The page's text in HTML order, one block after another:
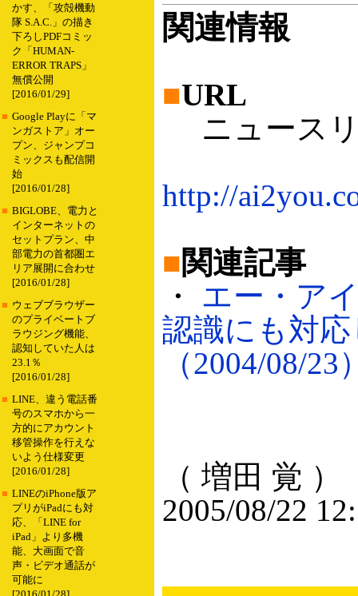
かす、「攻殻機動
隊 S.A.C.」の描き
下ろしPDFコミッ
ク「HUMAN-
ERROR TRAPS」
無償公開
[2016/01/29]
■ Google Playに「マ
ンガストア」オー
プン、ジャンプコ
ミックスも配信開
始
[2016/01/28]
■ BIGLOBE、電力と
インターネットの
セットプラン、中
部電力の首都圏エ
リア展開に合わせ
[2016/01/28]
■ ウェブブラウザー
のプライベートブ
ラウジング機能、
認知していた人は
23.1％
[2016/01/28]
■ LINE、違う電話番
号のスマホから一
方的にアカウント
移管操作を行えな
いよう仕様変更
[2016/01/28]
■ LINEのiPhone版ア
プリがiPadにも対
応、「LINE for
iPad」より多機
能、大画面で音
声・ビデオ通話が
可能に
関連情報
■URL
ニュース
http://
■関連記事
・ エー・ア
認識にも対
（2004/08/23
（ 増田 覚 ）
2005/08/22